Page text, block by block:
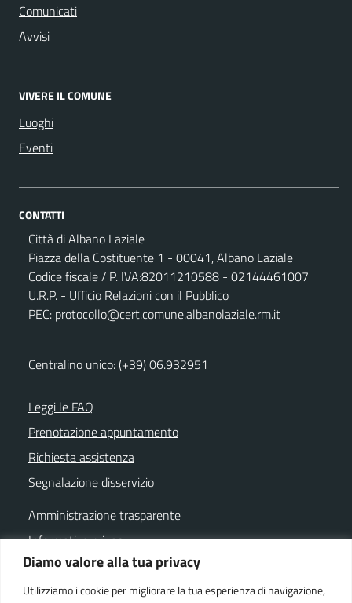
Diamo valore alla tua privacy
Utilizziamo i cookie per migliorare la tua esperienza di navigazione,
Comunicati
Avvisi
VIVERE IL COMUNE
Luoghi
Eventi
CONTATTI
Città di Albano Laziale
Piazza della Costituente 1 - 00041, Albano Laziale
Codice fiscale / P. IVA:82011210588 - 02144461007
U.R.P. - Ufficio Relazioni con il Pubblico
PEC: protocollo@cert.comune.albanolaziale.rm.it
Centralino unico: (+39) 06.932951
Leggi le FAQ
Prenotazione appuntamento
Richiesta assistenza
Segnalazione disservizio
Amministrazione trasparente
Informativa privacy
Note legali
Dichiarazione di accessibilità